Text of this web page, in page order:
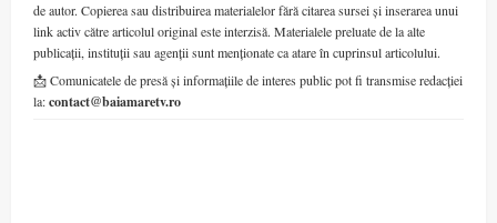
de autor. Copierea sau distribuirea materialelor fără citarea sursei și inserarea unui
link activ către articolul original este interzisă. Materialele preluate de la alte
publicații, instituții sau agenții sunt menționate ca atare în cuprinsul articolului.
📩 Comunicatele de presă și informațiile de interes public pot fi transmise redacției
la:contact@baiamaretv.ro